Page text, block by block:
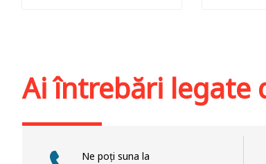
Ai întrebări legate
Ne poți suna la